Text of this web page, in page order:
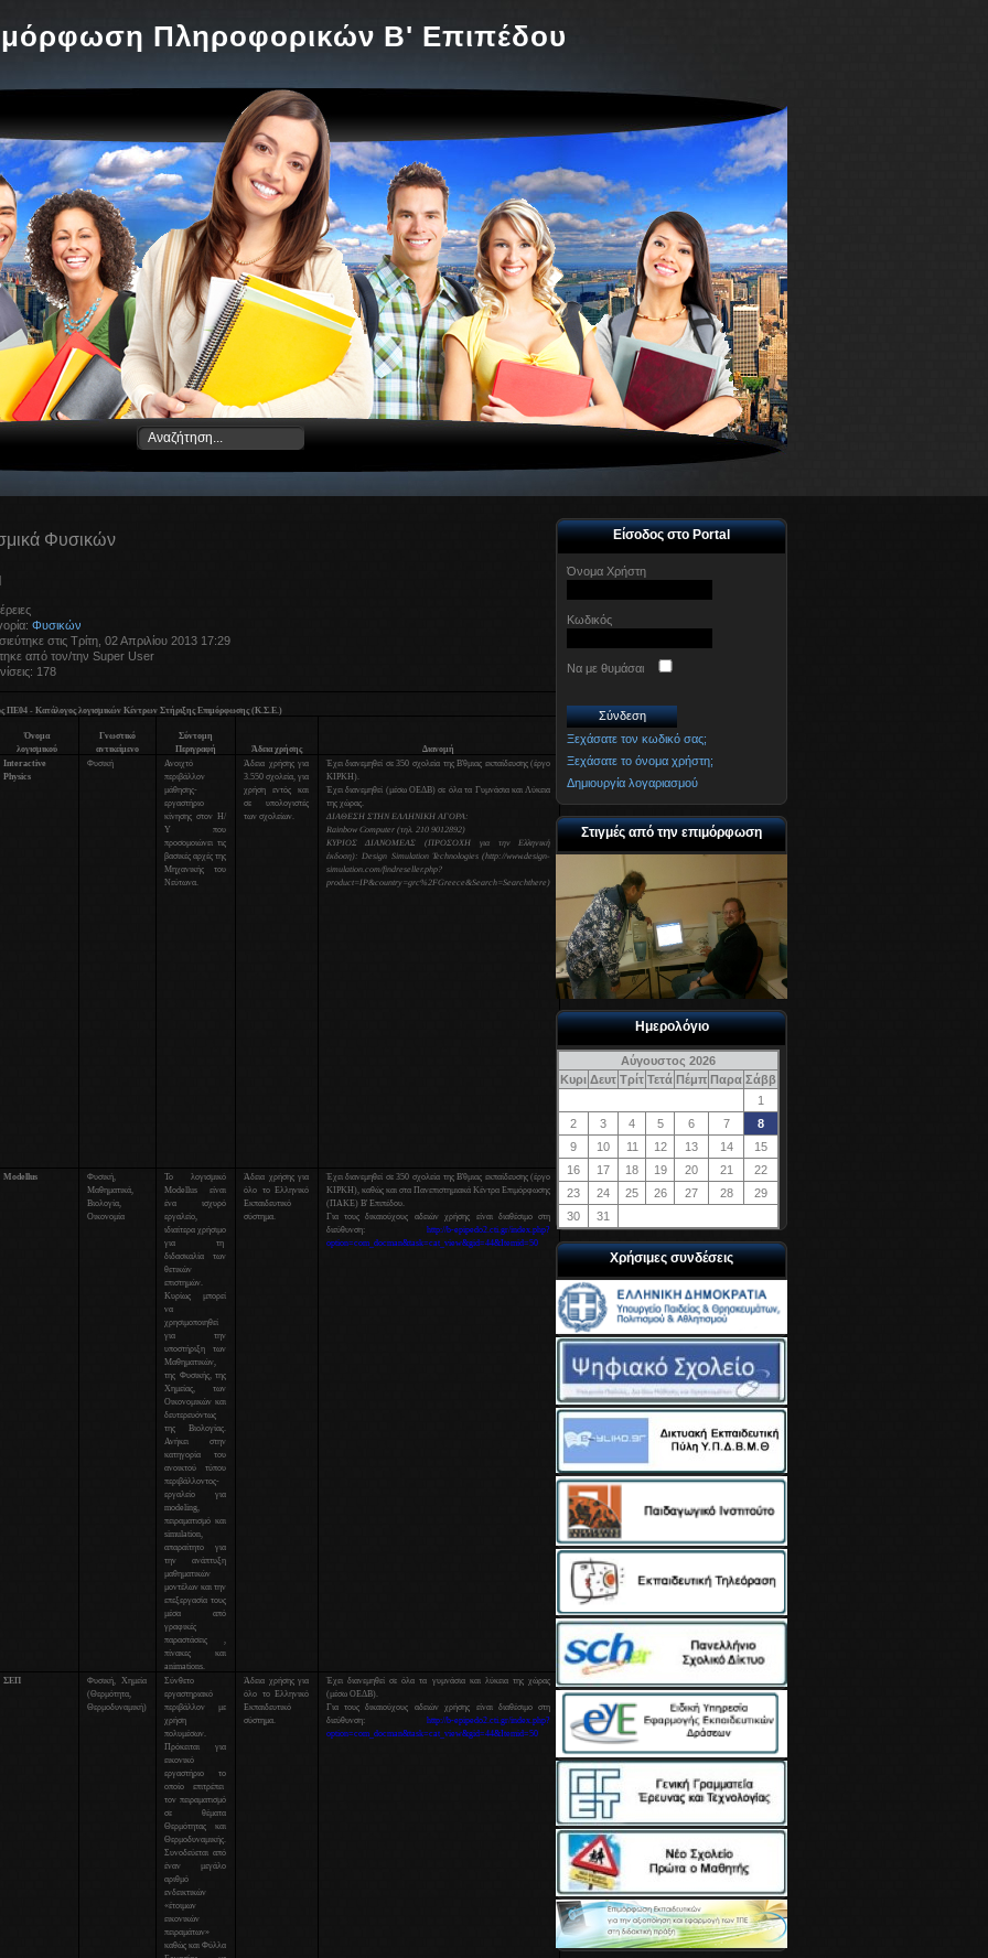
Πληροφορικών Β' Επιπέδου
Φυσικών
Φυσικών
στις Τρίτη, 02 Απριλίου 2013 17:29
από τον/την Super User
178
ΠΕ04 - Κατάλογος λογισμικών Κέντρων Στήριξης Επιμόρφωσης (Κ.Σ.Ε.)
Όνομα
λογισμικού
Γνωστικό
αντικείμενο
Σύντομη
Περιγραφή
Άδεια χρήσης
Διανομή
Interactive
Physics
Φυσική
Ανοιχτό
περιβάλλον
μάθησης-
εργαστήριο
κίνησης στον Η/
Υ που
προσομοιώνει τις
βασικές αρχές της
Μηχανικής του
Νεύτωνα.
Άδεια χρήσης για
3.550 σχολεία, για
χρήση εντός και
σε υπολογιστές
των σχολείων.
Έχει διανεμηθεί σε 350 σχολεία της Β'θμιας εκπαίδευσης (έργο
ΚΙΡΚΗ).
Έχει διανεμηθεί (μέσω ΟΕΔΒ) σε όλα τα Γυμνάσια και Λύκεια
της χώρας.
ΔΙΑΘΕΣΗ ΣΤΗΝ ΕΛΛΗΝΙΚΗ ΑΓΟΡΑ:
Rainbow Computer (τηλ. 210 9012892)
ΚΥΡΙΟΣ ΔΙΑΝΟΜΕΑΣ (ΠΡΟΣΟΧΗ για την Ελληνική
έκδοση): Design Simulation Technologies (http://www.design-
simulation.com/findreseller.php?
product=IP&country=grc%2FGreece&Search=Searchthere)
Modellus
Φυσική,
Μαθηματικά,
Βιολογία,
Οικονομία
Το λογισμικό
Modellus είναι
ένα ισχυρό
εργαλείο,
ιδιαίτερα χρήσιμο
για τη
διδασκαλία των
θετικών
επιστημών.
Kυρίως μπορεί
να
χρησιμοποιηθεί
για την
υποστήριξη των
Μαθηματικών,
της Φυσικής, της
Χημείας, των
Οικονομικών και
δευτερευόντως
της Βιολογίας.
Ανήκει στην
κατηγορία του
ανοικτού τύπου
περιβάλλοντος-
εργαλείο για
modeling,
πειραματισμό και
simulation,
απαραίτητο για
την ανάπτυξη
μαθηματικών
μοντέλων και την
επεξεργασία τους
μέσα από
γραφικές
παραστάσεις ,
πίνακες και
animations.
Άδεια χρήσης για
όλο το Ελληνικό
Εκπαιδευτικό
σύστημα.
Έχει διανεμηθεί σε 350 σχολεία της Β'θμιας εκπαίδευσης (έργο
ΚΙΡΚΗ), καθώς και στα Πανεπιστημιακά Κέντρα Επιμόρφωσης
(ΠΑΚΕ) Β' Επιπέδου.
Για τους δικαιούχους αδειών χρήσης είναι διαθέσιμο στη
διεύθυνση:http://b-epipedo2.cti.gr/index.php?
option=com_docman&task=cat_view&gid=44&Itemid=50
ΣΕΠ
Φυσική, Χημεία
(Θερμότητα,
Θερμοδυναμική)
Σύνθετο
εργαστηριακό
περιβάλλον με
χρήση
πολυμέσων.
Πρόκειται για
εικονικό
εργαστήριο το
οποίο επιτρέπει
τον πειραματισμό
σε θέματα
Θερμότητας και
Θερμοδυναμικής.
Συνοδεύεται από
έναν μεγάλο
αριθμό
ενδεικτικών
«έτοιμων
εικονικών
πειραμάτων»
καθώς και Φύλλα
Άδεια χρήσης για
όλο το Ελληνικό
Εκπαιδευτικό
σύστημα.
Έχει διανεμηθεί σε όλα τα γυμνάσια και λύκεια της χώρας
(μέσω ΟΕΔΒ).
Για τους δικαιούχους αδειών χρήσης είναι διαθέσιμο στη
διεύθυνση:http://b-epipedo2.cti.gr/index.php?
option=com_docman&task=cat_view&gid=44&Itemid=50
Είσοδος στο Portal
Όνομα Χρήστη
Κωδικός
Να με θυμάσαι
Ξεχάσατε τον κωδικό σας;
Ξεχάσατε το όνομα χρήστη;
Δημιουργία λογαριασμού
Στιγμές από την επιμόρφωση
Ημερολόγιο
Αύγουστος 2026
Κυρι Δευτ Τρίτ Τετά Πέμπ Παρα Σάββ
1
2
3 4 5 6 7
8
9
10 11 12 13 14
15
16
17 18 19 20 21
22
23
24 25 26 27 28
29
30
31
Χρήσιμες συνδέσεις